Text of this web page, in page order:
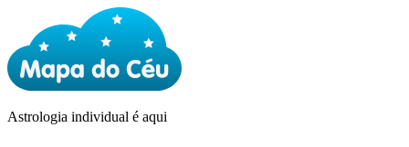
Astrologia individual é aqui